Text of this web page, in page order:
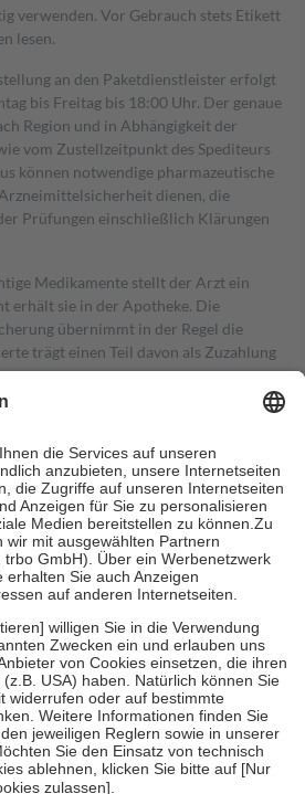
verwenden. Vor Gebrauch stets Etikett
lesen.
an den Paketdienstleister erfolgt
bis Freitag bis 18:00 Uhr. Der genaue
Region und in Abhängigkeit der
vom Zustellzeitpunkt des Spediteurs
können notwendige pharmazeutische
dienen, die
Prüfungen einschließlich Klärungen
Medikamente stellt der Arzt ein
erhält sie in der Apotheke. Die
übernimmt in der Regel die
trägt einen Teil davon als Zuzahlung
Zuzahlungen in Höhe von zehn
sind jedoch nie mehr als die tatsächlichen
auch für Online-Apotheken.
Krankenpflege beträgt die
Kosten sowie zehn Euro je
für ihre eigene Gesundheit zu
Stellung der Familie zu unterstützen,
an bei:
bis zum vollendeten 18. Lebensjahr
und Früherkennung, die von der